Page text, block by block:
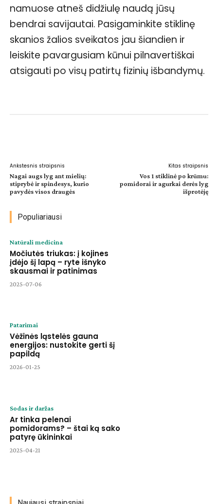
namuose atneš didžiulę naudą jūsų
bendrai savijautai. Pasigaminkite stiklinę
skanios žalios sveikatos jau šiandien ir
leiskite pavargusiam kūnui pilnavertiškai
atsigauti po visų patirtų fizinių išbandymų.
Ankstesnis straipsnis
Nagai augs lyg ant mielių:
stiprybė ir spindesys, kurio
pavydės visos draugės
Kitas straipsnis
Vos 1 stiklinė po krūmu:
pomidorai ir agurkai derės lyg
išprotėję
Populiariausi
Natūrali medicina
Močiutės triukas: į kojines
įdėjo šį lapą – ryte išnyko
skausmai ir patinimas
2025-07-06
Patarimai
Vėžinės ląstelės gauna
energijos: nustokite gerti šį
papildą
2026-01-25
Sodas ir daržas
Ar tinka pelenai
pomidorams? – štai ką sako
patyrę ūkininkai
2025-04-21